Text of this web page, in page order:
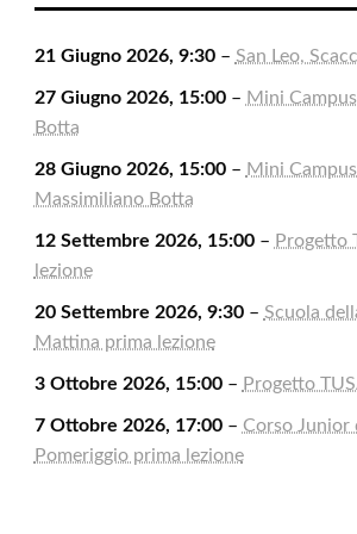
21 Giugno 2026, 9:30– San Leo,
27 Giugno 2026, 15:00– Mini
Botta
28 Giugno 2026, 15:00– Mini
Massimiliano Botta
12 Settembre 2026, 15:00– Progetto
lezione
20 Settembre 2026, 9:30– Scuola
Mattina prima lezione
3 Ottobre 2026, 15:00– Progetto
7 Ottobre 2026, 17:00– Corso Junior
Pomeriggio prima lezione